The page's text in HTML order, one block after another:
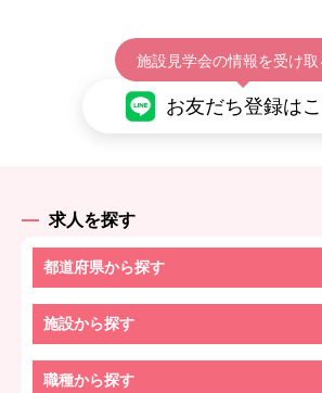
施設見学会の情報を受け取
お友だち登録は
求人を探す
都道府県から探す
施設から探す
職種から探す